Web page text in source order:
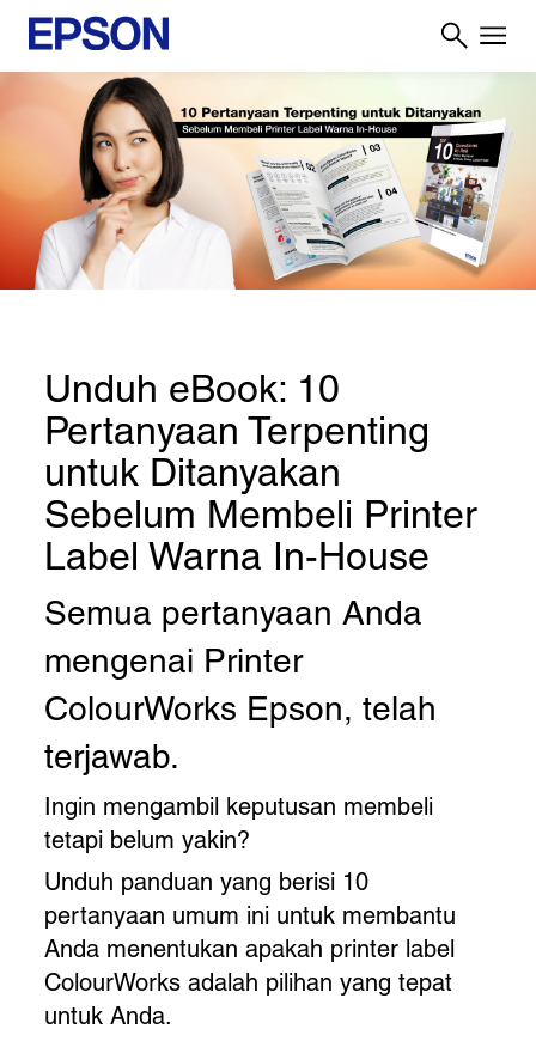
Unduh eBook: 10
Pertanyaan Terpenting
untuk Ditanyakan
Sebelum Membeli Printer
Label Warna In-House
Semua pertanyaan Anda
mengenai Printer
ColourWorks Epson, telah
terjawab.
Ingin mengambil keputusan membeli
tetapi belum yakin?
Unduh panduan yang berisi 10
pertanyaan umum ini untuk membantu
Anda menentukan apakah printer label
ColourWorks adalah pilihan yang tepat
untuk Anda.